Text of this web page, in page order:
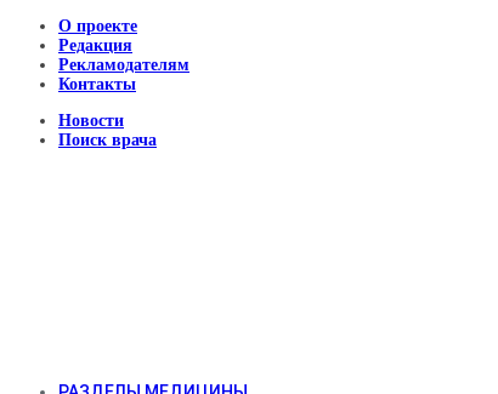
О проекте
Редакция
Рекламодателям
Контакты
Новости
Поиск врача